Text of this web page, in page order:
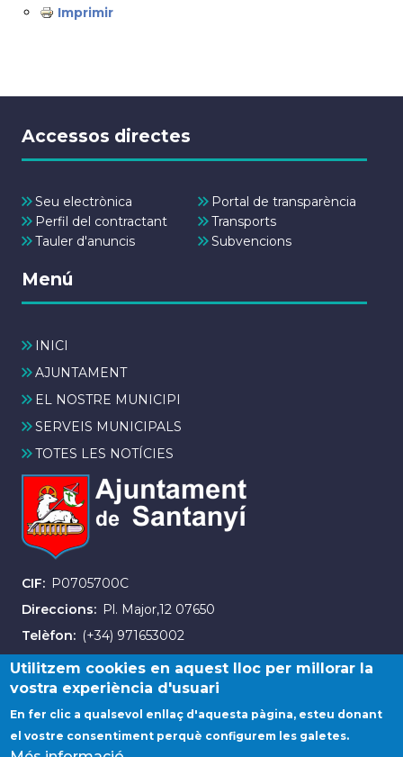
Imprimir
Accessos directes
Seu electrònica
Portal de transparència
Perfil del contractant
Transports
Tauler d'anuncis
Subvencions
Menú
INICI
AJUNTAMENT
EL NOSTRE MUNICIPI
SERVEIS MUNICIPALS
TOTES LES NOTÍCIES
CIF
P0705700C
Direccions
Pl. Major,12 07650
Telèfon
(+34) 971653002
Fax (+34) 971163007
Utilitzem cookies en aquest lloc per millorar la
vostra experiència d'usuari
En fer clic a qualsevol enllaç d'aquesta pàgina, esteu donant
el vostre consentiment perquè configurem les galetes.